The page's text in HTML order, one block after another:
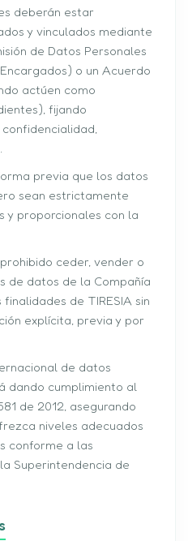
deberán estar
y vinculados mediante
de Datos Personales
o un Acuerdo
actúen como
fijando
previa que los datos
sean estrictamente
y proporcionales con la
ceder, vender o
de datos de la Compañía
de TIRESIA sin
explícita, previa y por
de datos
dando cumplimiento al
de 2012, asegurando
niveles adecuados
conforme a las
Superintendencia de